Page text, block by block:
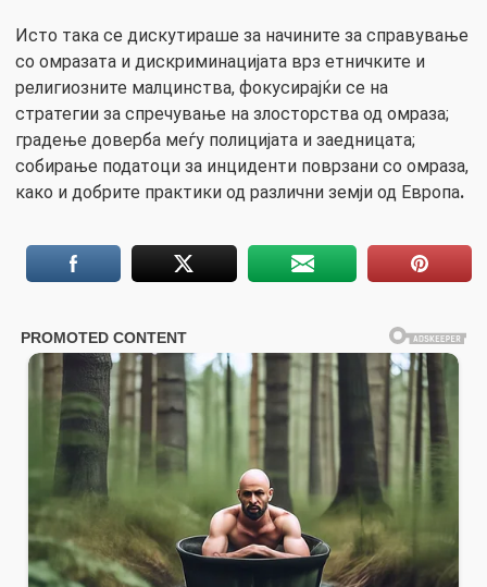
Исто така се дискутираше за начините за справување
со омразата и дискриминацијата врз етничките и
религиозните малцинства, фокусирајќи се на
стратегии за спречување на злосторства од омраза;
градење доверба меѓу полицијата и заедницата;
собирање податоци за инциденти поврзани со омраза,
како и добрите практики од различни земји од Европа.